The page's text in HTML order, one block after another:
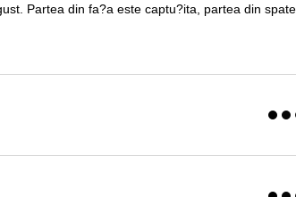
Partea din fa?a este captu?ita, partea din